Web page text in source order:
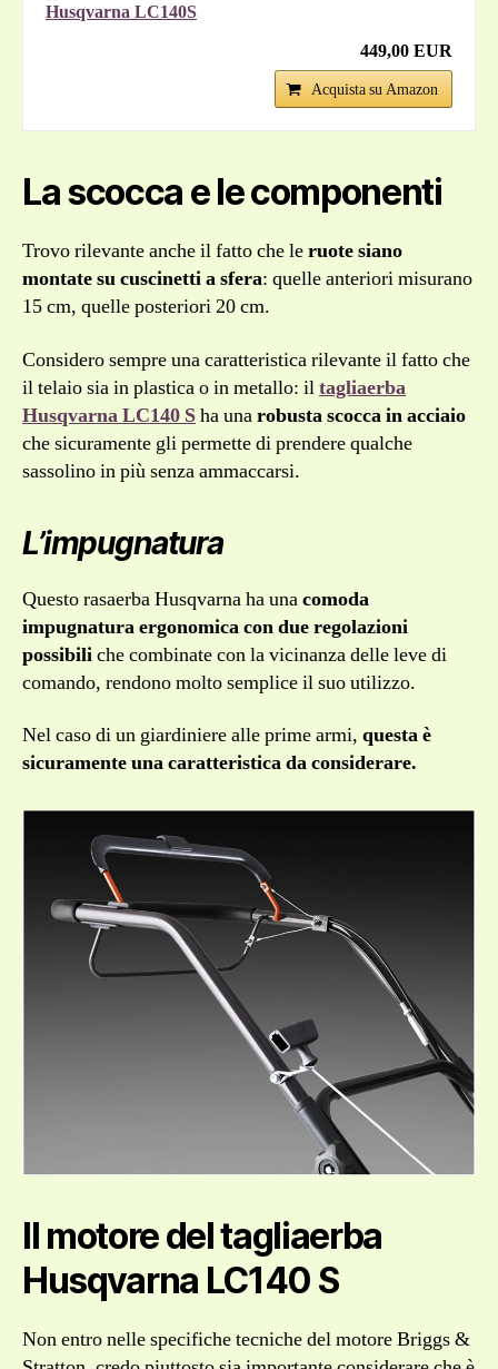
Husqvarna LC140S
449,00 EUR
Acquista su Amazon
La scocca e le componenti
Trovo rilevante anche il fatto che leruote siano
montate su cuscinetti a sfera: quelle anteriori misurano
15 cm, quelle posteriori 20 cm.
Considero sempre una caratteristica rilevante il fatto che
il telaio sia in plastica o in metallo: iltagliaerba
Husqvarna LC140 Sha unarobusta scocca in acciaio
che sicuramente gli permette di prendere qualche
sassolino in più senza ammaccarsi.
L’impugnatura
Questo rasaerba Husqvarna ha unacomoda
impugnatura ergonomicacon due regolazioni
possibiliche combinate con la vicinanza delle leve di
comando, rendono molto semplice il suo utilizzo.
Nel caso di un giardiniere alle prime armi, questa è
sicuramente una caratteristica da considerare.
Il motore del tagliaerba
Husqvarna LC140 S
Non entro nelle specifiche tecniche del motore Briggs &